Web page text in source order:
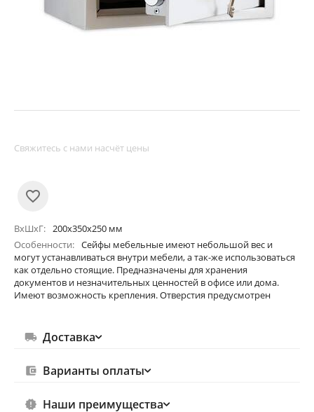
Свяжитесь с нами насчёт цены
ВхШхГ
200х350х250 мм
Особенности
Сейфы мебельные имеют небольшой вес и
могут устанавливаться внутри мебели, а так-же использоваться
как отдельно стоящие. Предназначены для хранения
документов и незначительных ценностей в офисе или дома.
Имеют возможность крепления. Отверстия предусмотрен
Доставка
Варианты оплаты
Наши преимущества